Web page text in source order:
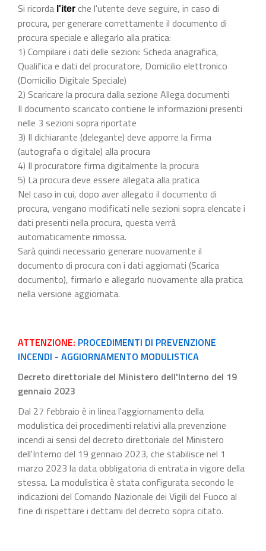
Si ricorda l'iter che l'utente deve seguire, in caso di
procura, per generare correttamente il documento di
procura speciale e allegarlo alla pratica:
1) Compilare i dati delle sezioni: Scheda anagrafica,
Qualifica e dati del procuratore, Domicilio elettronico
(Domicilio Digitale Speciale)
2) Scaricare la procura dalla sezione Allega documenti
Il documento scaricato contiene le informazioni presenti
nelle 3 sezioni sopra riportate
3) Il dichiarante (delegante) deve apporre la firma
(autografa o digitale) alla procura
4) Il procuratore firma digitalmente la procura
5) La procura deve essere allegata alla pratica
Nel caso in cui, dopo aver allegato il documento di
procura, vengano modificati nelle sezioni sopra elencate i
dati presenti nella procura, questa verrà
automaticamente rimossa.
Sarà quindi necessario generare nuovamente il
documento di procura con i dati aggiornati (Scarica
documento), firmarlo e allegarlo nuovamente alla pratica
nella versione aggiornata.
ATTENZIONE: PROCEDIMENTI DI PREVENZIONE
INCENDI - AGGIORNAMENTO MODULISTICA
Decreto direttoriale del Ministero dell'Interno del 19
gennaio 2023
Dal 27 febbraio è in linea l'aggiornamento della
modulistica dei procedimenti relativi alla prevenzione
incendi ai sensi del decreto direttoriale del Ministero
dell'Interno del 19 gennaio 2023, che stabilisce nel 1
marzo 2023 la data obbligatoria di entrata in vigore della
stessa. La modulistica è stata configurata secondo le
indicazioni del Comando Nazionale dei Vigili del Fuoco al
fine di rispettare i dettami del decreto sopra citato.